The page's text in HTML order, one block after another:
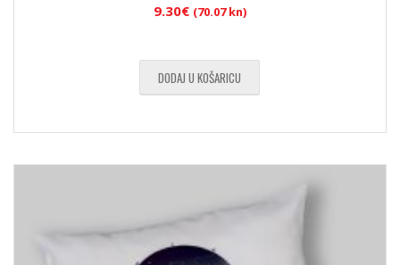
9.30€ (70.07 kn)
DODAJ U KOŠARICU